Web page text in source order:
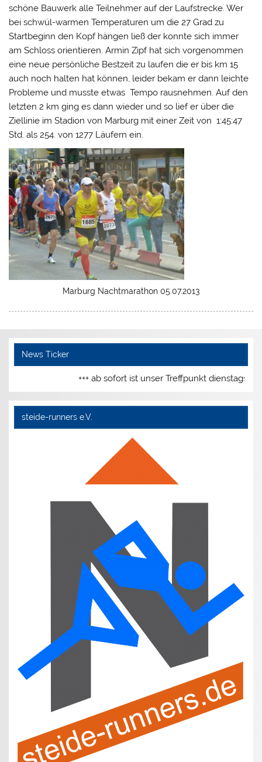
schöne Bauwerk alle Teilnehmer auf der Laufstrecke. Wer
bei schwül-warmen Temperaturen um die 27 Grad zu
Startbeginn den Kopf hängen ließ der konnte sich immer
am Schloss orientieren. Armin Zipf hat sich vorgenommen
eine neue persönliche Bestzeit zu laufen die er bis km 15
auch noch halten hat können, leider bekam er dann leichte
Probleme und musste etwas Tempo rausnehmen. Auf den
letzten 2 km ging es dann wieder und so lief er über die
Ziellinie im Stadion von Marburg mit einer Zeit von 1:45:47
Std. als 254. von 1277 Läufern ein.
Marburg Nachtmarathon 05.07.2013
News Ticker
+++ ab sofort ist unser Treffpunkt dienstags
steide-runners e.V.